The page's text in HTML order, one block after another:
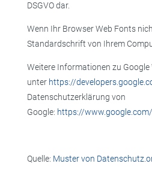
DSGVO dar.
Wenn Ihr Browser Web Fonts
Standardschrift von Ihrem
Weitere Informationen zu Google
unter https://
Datenschutzerklärung von
Google: https://
Quelle: Muster von